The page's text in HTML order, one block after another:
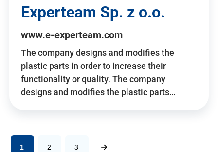
Experteam Sp. z o.o.
www.e-experteam.com
The company designs and modifies the
plastic parts in order to increase their
functionality or quality. The company
designs and modifies the plastic parts…
1 2 3